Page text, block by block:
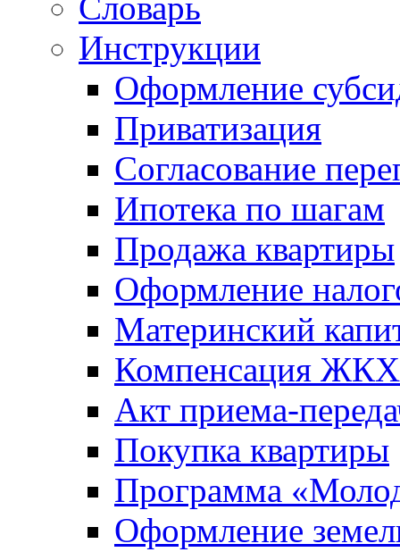
Словарь
Инструкции
Оформление
Приватизация
Согласование
Ипотека по шагам
Продажа квартиры
Оформление
Материнский
Компенсация ЖКХ
Акт приема-
Покупка квартиры
Программа
Оформление